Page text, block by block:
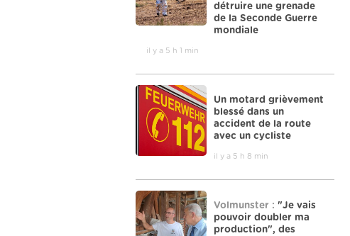
détruire une grenade
de la Seconde Guerre
mondiale
il y a 5 h 1 min
Un motard grièvement
blessé dans un
accident de la route
avec un cycliste
il y a 5 h 8 min
Volmunster : "Je vais
pouvoir doubler ma
production", des